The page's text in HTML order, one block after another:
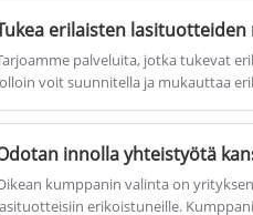
bambupäälliset
sisustukseen
sopii erinomaisesti
juhlissa tai
käytät, kaada vain
bambukansi tiukasti.
turvallinen
sulkee ilmatiiviisti
tuoreuden
erilaisten
palveluita, jotka tukevat
voit suunnitella ja mukauttaa
muotoisista lasisäiliöistä,
kuvilla, jolloin sinulla
innolla yhteistyötä
kumppanin valinta on
erikoistuneille.